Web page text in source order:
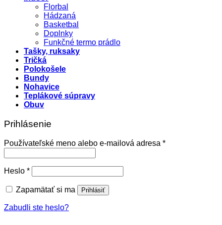
Florbal
Hádzaná
Basketbal
Doplnky
Funkčné termo prádlo
Tašky, ruksaky
Tričká
Polokošele
Bundy
Nohavice
Teplákové súpravy
Obuv
Prihlásenie
Používateľské meno alebo e-mailová adresa *Povinné
Heslo *Povinné
Zapamätať si ma Prihlásiť
Zabudli ste heslo?